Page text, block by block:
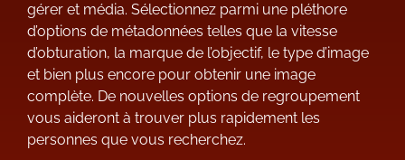
gérer et média. Sélectionnez parmi une pléthore
d’options de métadonnées telles que la vitesse
d’obturation, la marque de l’objectif, le type d’image
et bien plus encore pour obtenir une image
complète. De nouvelles options de regroupement
vous aideront à trouver plus rapidement les
personnes que vous recherchez.